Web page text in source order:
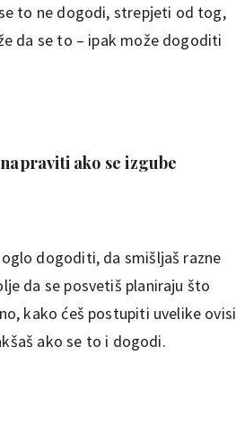
to ne dogodi, strepjeti od tog,
da se to – ipak može dogoditi
ako se izgube
dogoditi, da smišljaš razne
da se posvetiš planiraju što
kako ćeš postupiti uvelike ovisi
ako se to i dogodi.